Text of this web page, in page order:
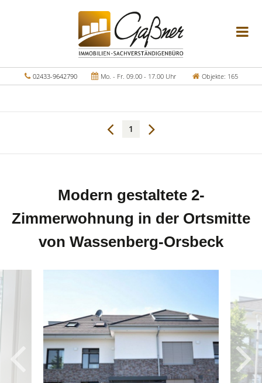
02433-9642790 Mo. - Fr. 09.00 - 17.00 Uhr Objekte: 165
1
Modern gestaltete 2-
Zimmerwohnung in der Ortsmitte
von Wassenberg-Orsbeck